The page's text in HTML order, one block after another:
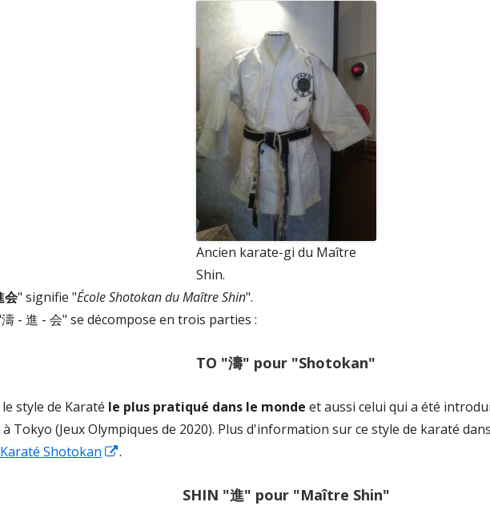
PARTENAIRES & SPONSORS
ÉQUIPEMENT DU KARATÉKA
Ancien karate-gi du Maître
Shin.
会" signifie "École Shotokan du Maître Shin".
- 進 - 会" se décompose en trois parties :
TO "濤" pour "Shotokan"
style de Karaté le plus pratiqué dans le monde et aussi celui qui a été
Tokyo (Jeux Olympiques de 2020). Plus d'information sur ce style de karaté
Shotokan
Ouvrir
.
SHIN "進" pour "Maître Shin"